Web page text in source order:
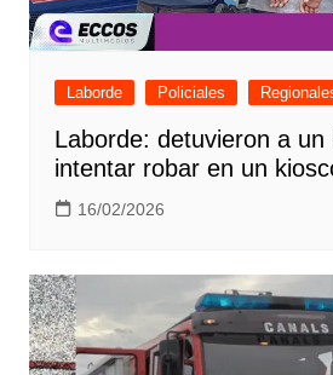
Laborde Policiales
Laborde: detuvieron a un
intentar robar en un
16/02/2026